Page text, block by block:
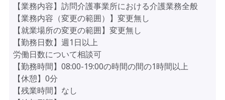
【業務内容】訪問介護事業所における介護業務全般
【業務内容（変更の範囲）】変更無し
【就業場所の変更の範囲】変更無し
【勤務日数】週1日以上
労働日数について相談可
【勤務時間】08:00-19:00の時間の間の1時間以上
【休憩】0分
【残業時間】なし